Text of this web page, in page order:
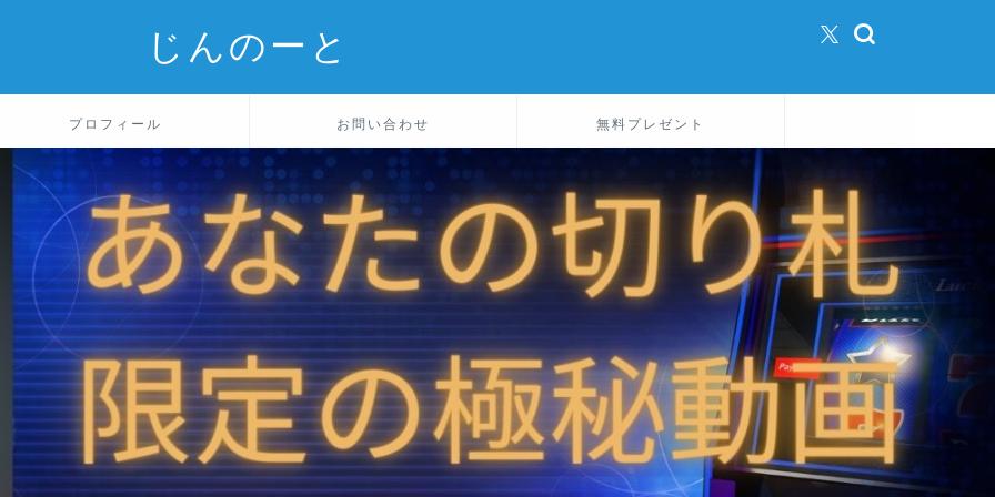
じんのーと
プロフィール お問い合わせ 無料プレゼント